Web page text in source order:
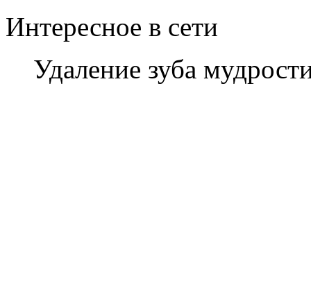
Интересное в сети
Удаление зуба